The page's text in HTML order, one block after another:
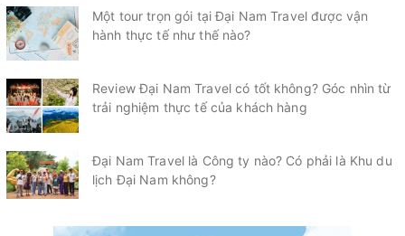
Một tour trọn gói tại Đại Nam Travel được vận
hành thực tế như thế nào?
Review Đại Nam Travel có tốt không? Góc nhìn từ
trải nghiệm thực tế của khách hàng
Đại Nam Travel là Công ty nào? Có phải là Khu du
lịch Đại Nam không?